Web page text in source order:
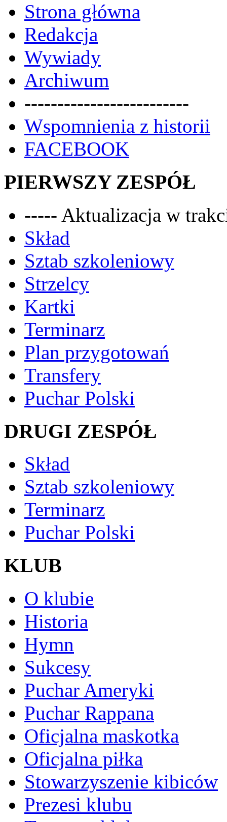
Strona główna
Redakcja
Wywiady
Archiwum
-------------------------
Wspomnienia z historii
FACEBOOK
PIERWSZY ZESPÓŁ
----- Aktualizacja w
Skład
Sztab szkoleniowy
Strzelcy
Kartki
Terminarz
Plan przygotowań
Transfery
Puchar Polski
DRUGI ZESPÓŁ
Skład
Sztab szkoleniowy
Terminarz
Puchar Polski
KLUB
O klubie
Historia
Hymn
Sukcesy
Puchar Ameryki
Puchar Rappana
Oficjalna maskotka
Oficjalna piłka
Stowarzyszenie kibiców
Prezesi klubu